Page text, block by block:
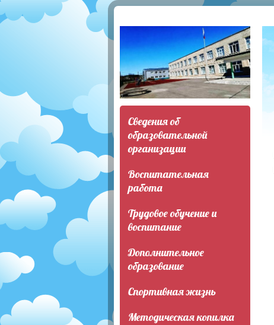
Сведения об
образовательной
организации
Воспитательная
работа
Трудовое обучение и
воспитание
Дополнительное
образование
Спортивная жизнь
Методическая копилка